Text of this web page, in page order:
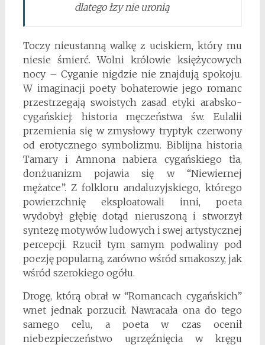
dlatego łzy nie uronią
Toczy nieustanną walkę z uciskiem, który mu
niesie śmierć. Wolni królowie księżycowych
nocy – Cyganie nigdzie nie znajdują spokoju.
W imaginacji poety bohaterowie jego romanc
przestrzegają swoistych zasad etyki arabsko-
cygańskiej: historia męczeństwa św. Eulalii
przemienia się w zmysłowy tryptyk czerwony
od erotycznego symbolizmu. Biblijna historia
Tamary i Amnona nabiera cygańskiego tła,
donżuanizm pojawia się w “Niewiernej
mężatce”. Z folkloru andaluzyjskiego, którego
powierzchnię eksploatowali inni, poeta
wydobył głębię dotąd nieruszoną i stworzył
syntezę motywów ludowych i swej artystycznej
percepcji. Rzucił tym samym podwaliny pod
poezję popularną, zarówno wśród smakoszy, jak
wśród szerokiego ogółu.
Drogę, którą obrał w “Romancach cygańskich”
wnet jednak porzucił. Nawracała ona do tego
samego celu, a poeta w czas ocenił
niebezpieczeństwo ugrzęźnięcia w kręgu